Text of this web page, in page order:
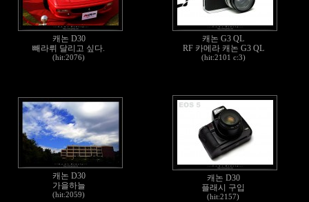
캐논 D30
빼라뤼 달리고 싶다.
(hit:2076)
캐논 G3 QL
RF 카메라 캐논 G3 QL
(hit:2101 c:3)
캐논 D30
가을하늘
(hit:2059)
캐논 D30
플래시 구입
(hit:2157)